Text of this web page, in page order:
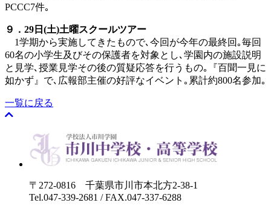
PCCC7件｡
９．29 日 (土)土曜スクールツアー
1学期から実施してきたもので､今回が今年の最終回｡毎回
60名の小学生及びその保護者を対象とし､学園内の施設説明
と見学､授業見学その後の質疑応答を行うもの｡『百聞一見に
如かず』で､広報部主催の好評なイベント｡累計約800名参加｡
一覧に戻る
〒272-0816 千葉県市川市本北方2-38-1
Tel.047-339-2681 / FAX.047-337-6288